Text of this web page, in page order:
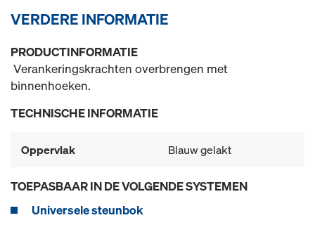
VERDERE INFORMATIE
PRODUCTINFORMATIE
Verankeringskrachten overbrengen met
binnenhoeken.
TECHNISCHE INFORMATIE
Oppervlak Blauw gelakt
TOEPASBAAR IN DE VOLGENDE SYSTEMEN
Universele steunbok